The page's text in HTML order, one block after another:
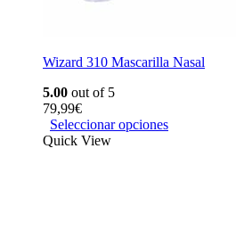
Wizard 310 Mascarilla Nasal
5.00 out of 5
79,99€
Seleccionar opciones
Quick View